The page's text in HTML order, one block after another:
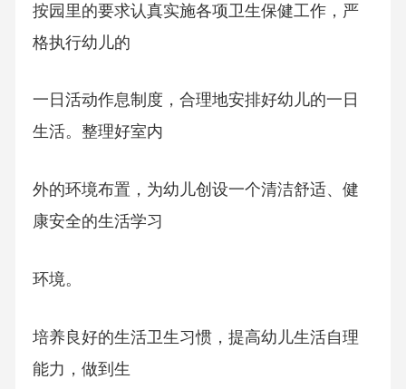
按园里的要求认真实施各项卫生保健工作，严
格执行幼儿的
一日活动作息制度，合理地安排好幼儿的一日
生活。整理好室内
外的环境布置，为幼儿创设一个清洁舒适、健
康安全的生活学习
环境。
培养良好的生活卫生习惯，提高幼儿生活自理
能力，做到生